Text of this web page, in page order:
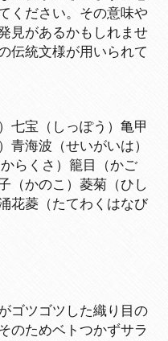
ください。その意味や
見があるかもしれませ
伝統文様が用いられて
七宝（しっぽう）亀甲
青海波（せいがいは）
らくさ）籠目（かご
（かのこ）菱菊（ひし
花菱（たてわくはなび
ゴツゴツした織り目の
のためベトつかずサラ